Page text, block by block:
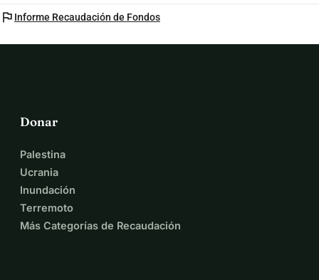
flag Informe Recaudación de Fondos
Donar
Palestina
Ucrania
Inundación
Terremoto
Más Categorías de Recaudación